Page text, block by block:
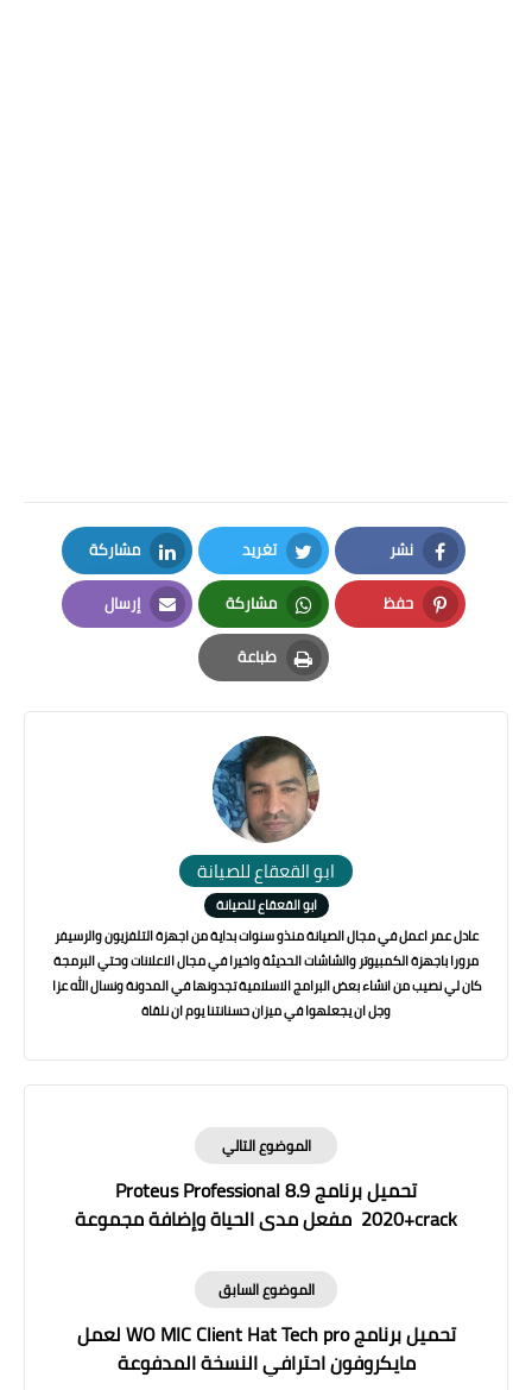
نشر
Facebook
تغريد
Twitter
مشاركة
LinkedIn
حفظ
Pinterest
مشاركة
Whatsapp
إرسال
Email
طباعة
Print
ابو القعقاع للصيانة
ابو القعقاع للصيانة
عادل عمر اعمل في مجال الصيانة منذو سنوات بداية من اجهزة التلفزيون والرسيفر
مرورا باجهزة الكمبيوتر والشاشات الحديثة واخيرا في مجال الاعلانات وحتي البرمجة
كان لي نصيب من انشاء بعض البرامج الاسلامية تجدونها في المدونة ونسال الله عزا
وجل ان يجعلهوا في ميزان حسنانتنا يوم ان نلقاة
الموضوع التالي
تحميل برنامج Proteus Professional 8.9
2020+crack مفعل مدى الحياة وإضافة مجموعة
الموضوع السابق
تحميل برنامج WO MIC Client Hat Tech pro لعمل
مايكروفون احترافي النسخة المدفوعة